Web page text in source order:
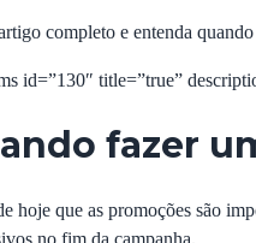
completo e entenda
id=”130″ title=”true”
fazer
hoje que as promoções são
no fim da campanha.